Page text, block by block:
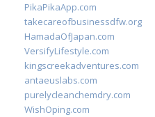
PikaPikaApp.com
takecareofbusinessdfw.org
HamadaOfJapan.com
VersifyLifestyle.com
kingscreekadventures.com
antaeuslabs.com
purelycleanchemdry.com
WishOping.com